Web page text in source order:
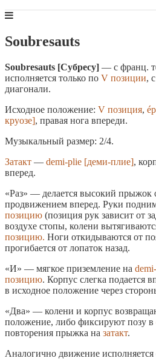
Soubresauts
Soubresauts [Субресу] — с франц.
исполняется только по V позиции,
диагонали.
Исходное положение: V позиция,
круозе], правая нога впереди.
Музыкальный размер: 2/4.
Затакт — demi-plie [деми-плие],
вперед.
«Раз» — делается высокий прыжок
продвижением вперед. Руки
позицию (позиция рук зависит от
воздухе стопы, колени
позицию. Ноги откидываются от
прогибается от лопаток назад.
«И» — мягкое приземление на
позицию. Корпус слегка подается
в исходное положение через
«Два» — колени и корпус
положение, либо фиксируют позу в
повторения прыжка на затакт.
Аналогично движение исполняется